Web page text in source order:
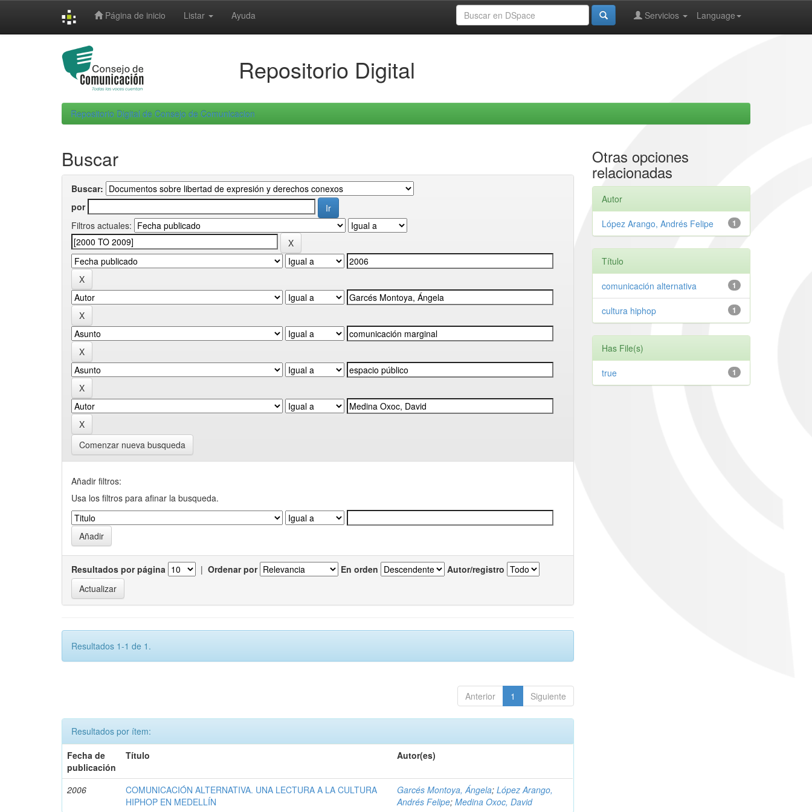
Página de inicio Listar Ayuda Language
Servicios
Repositorio Digital
Repositorio Digital de Consejo de Comunicacion
Buscar
Buscar:
por
Filtros actuales:
Comenzar nueva busqueda
Añadir filtros:
Usa los filtros para afinar la busqueda.
Resultados por página | Ordenar por En orden Autor/registro
Resultados 1-1 de 1.
Anterior 1 Siguiente
Resultados por ítem:
Fecha de
publicación
Título Autor(es)
2006
COMUNICACIÓN ALTERNATIVA. UNA LECTURA A LA CULTURA
HIPHOP EN MEDELLÍN
Garcés Montoya, Ángela;López Arango,
Andrés Felipe;Medina Oxoc, David
Otras opciones
relacionadas
Autor
1
López Arango, Andrés Felipe
Título
1
comunicación alternativa
1
cultura hiphop
Has File(s)
1
true